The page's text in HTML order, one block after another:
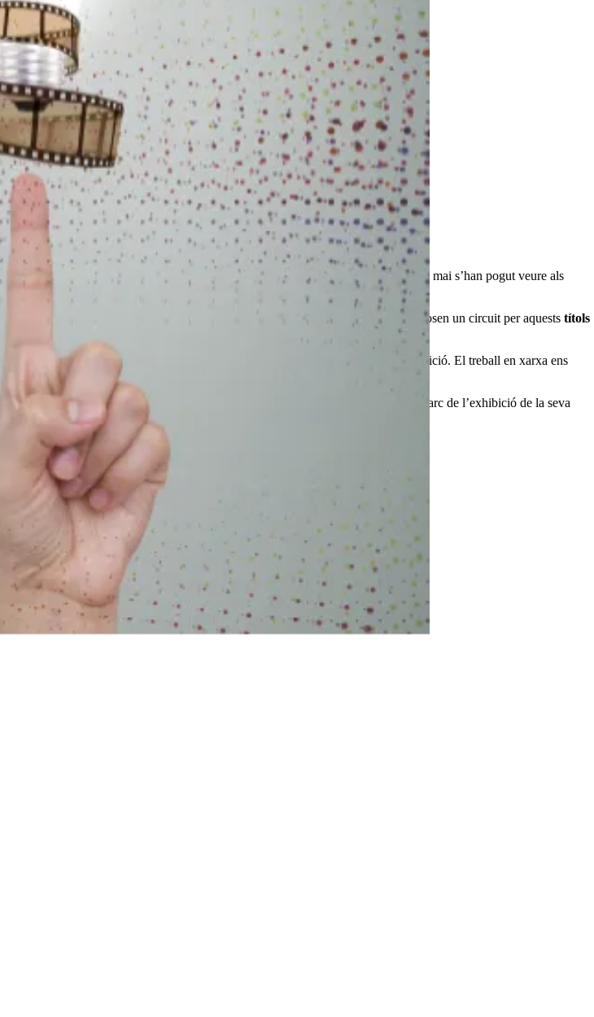
per estrenar.
sales comercials, que fins i tot han estat premiades a festivals de referència, i que mai s’han pogut veure als
Catalana de Cineclubs, amb la complicitat de diversos cineclubs, proposen un circuit per aquests títols
quatre pel·lícules del projecte, amb la convicció d’anar sumant punts d’exhibició. El treball en xarxa ens
es garanteix, d’entrada, un mínim de projeccions.
director de “20 sigarette”. La trobada amb el director es realitzarà en el marc de l’exhibició de la seva
with Laughter”.